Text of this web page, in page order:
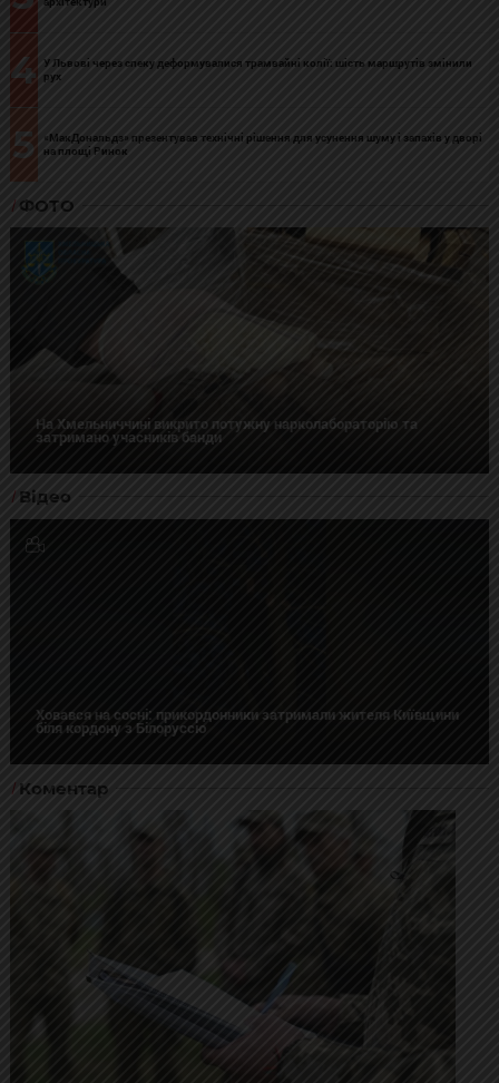
4
У Львові через спеку деформувалися трамвайні колії: шість маршрутів змінили
рух
5
«МакДональдз» презентував технічні рішення для усунення шуму і запахів у дворі
на площі Ринок
ФОТО
На Хмельниччині викрито потужну нарколабораторію та
затримано учасників банди
Відео
Ховався на сосні: прикордонники затримали жителя Київщини
біля кордону з Білоруссю
Коментар